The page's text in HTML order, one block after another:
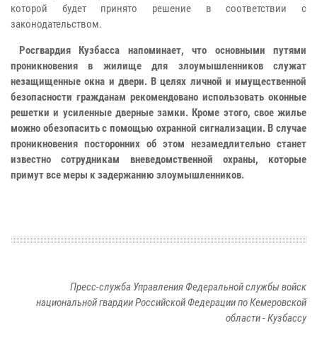
которой будет принято решение в соответствии с
законодательством.
Росгвардия Кузбасса напоминает, что основными путями
проникновения в жилище для злоумышленников служат
незащищенные окна и двери. В целях личной и имущественной
безопасности гражданам рекомендовано использовать оконные
решетки и усиленные дверные замки. Кроме этого, свое жилье
можно обезопасить с помощью охранной сигнализации. В случае
проникновения посторонних об этом незамедлительно станет
известно сотрудникам вневедомственной охраны, которые
примут все меры к задержанию злоумышленников.
Пресс-служба Управления Федеральной службы войск
национальной гвардии Российской Федерации по Кемеровской
области - Кузбассу